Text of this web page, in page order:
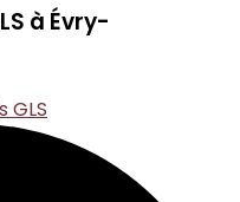
à Évry-
GLS